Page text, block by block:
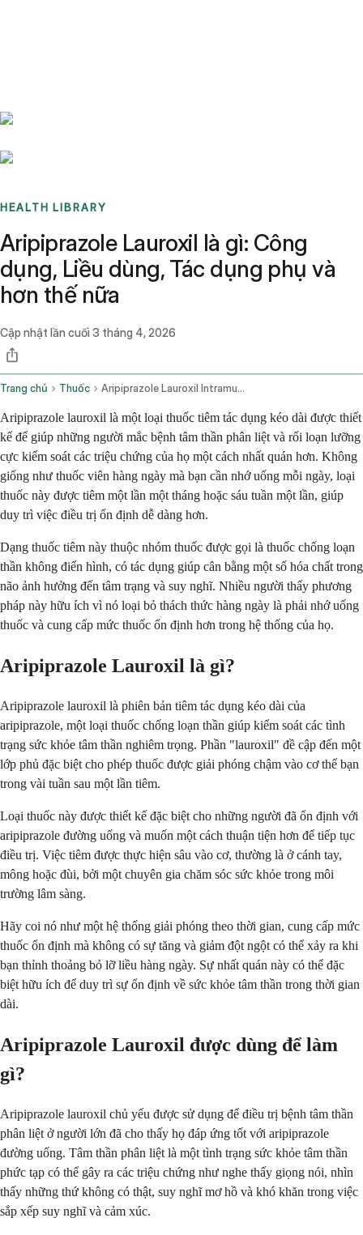
HEALTH LIBRARY
Aripiprazole Lauroxil là gì: Công
dụng, Liều dùng, Tác dụng phụ và
hơn thế nữa
Cập nhật lần cuối 3 tháng 4, 2026
Trang chủ Thuốc Aripiprazole Lauroxil Intramuscular Route
Aripiprazole lauroxil là một loại thuốc tiêm tác dụng kéo dài được thiết
kế để giúp những người mắc bệnh tâm thần phân liệt và rối loạn lưỡng
cực kiểm soát các triệu chứng của họ một cách nhất quán hơn. Không
giống như thuốc viên hàng ngày mà bạn cần nhớ uống mỗi ngày, loại
thuốc này được tiêm một lần một tháng hoặc sáu tuần một lần, giúp
duy trì việc điều trị ổn định dễ dàng hơn.
Dạng thuốc tiêm này thuộc nhóm thuốc được gọi là thuốc chống loạn
thần không điển hình, có tác dụng giúp cân bằng một số hóa chất trong
não ảnh hưởng đến tâm trạng và suy nghĩ. Nhiều người thấy phương
pháp này hữu ích vì nó loại bỏ thách thức hàng ngày là phải nhớ uống
thuốc và cung cấp mức thuốc ổn định hơn trong hệ thống của họ.
Aripiprazole Lauroxil là gì?
Aripiprazole lauroxil là phiên bản tiêm tác dụng kéo dài của
aripiprazole, một loại thuốc chống loạn thần giúp kiểm soát các tình
trạng sức khỏe tâm thần nghiêm trọng. Phần "lauroxil" đề cập đến một
lớp phủ đặc biệt cho phép thuốc được giải phóng chậm vào cơ thể bạn
trong vài tuần sau một lần tiêm.
Loại thuốc này được thiết kế đặc biệt cho những người đã ổn định với
aripiprazole đường uống và muốn một cách thuận tiện hơn để tiếp tục
điều trị. Việc tiêm được thực hiện sâu vào cơ, thường là ở cánh tay,
mông hoặc đùi, bởi một chuyên gia chăm sóc sức khỏe trong môi
trường lâm sàng.
Hãy coi nó như một hệ thống giải phóng theo thời gian, cung cấp mức
thuốc ổn định mà không có sự tăng và giảm đột ngột có thể xảy ra khi
bạn thỉnh thoảng bỏ lỡ liều hàng ngày. Sự nhất quán này có thể đặc
biệt hữu ích để duy trì sự ổn định về sức khỏe tâm thần trong thời gian
dài.
Aripiprazole Lauroxil được dùng để làm
gì?
Aripiprazole lauroxil chủ yếu được sử dụng để điều trị bệnh tâm thần
phân liệt ở người lớn đã cho thấy họ đáp ứng tốt với aripiprazole
đường uống. Tâm thần phân liệt là một tình trạng sức khỏe tâm thần
phức tạp có thể gây ra các triệu chứng như nghe thấy giọng nói, nhìn
thấy những thứ không có thật, suy nghĩ mơ hồ và khó khăn trong việc
sắp xếp suy nghĩ và cảm xúc.